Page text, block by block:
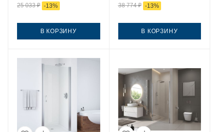
25 033₽ -13%
В КОРЗИНУ
38 774₽ -13%
В КОРЗИНУ